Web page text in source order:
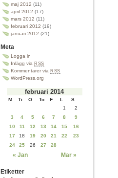
maj 2012 (11)
april 2012 (17)
mars 2012 (11)
februari 2012 (19)
januari 2012 (21)
Meta
Logga in
Inlägg via RSS
Kommentarer via RSS
WordPress.org
februari 2014
M Ti O To F L S
« Jan Mar »
1
2
3
4 5 6 7 8
9
10
11 12 13 14 15
16
17
18 19 20 21 22
23
24
25 26 27 28
Etiketter